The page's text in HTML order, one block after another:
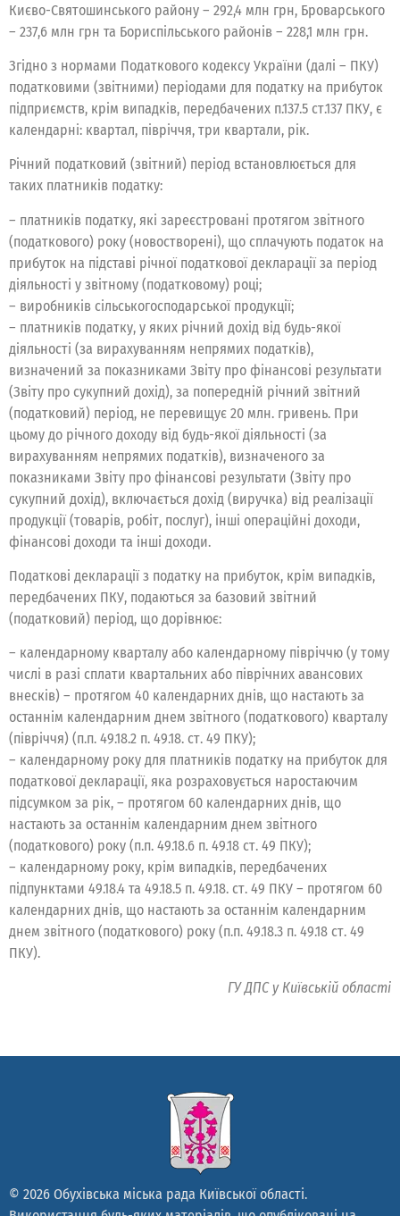
Києво-Святошинського району – 292,4 млн грн, Броварського
– 237,6 млн грн та Бориспільського районів – 228,1 млн грн.
Згідно з нормами Податкового кодексу України (далі – ПКУ)
податковими (звітними) періодами для податку на прибуток
підприємств, крім випадків, передбачених п.137.5 ст.137 ПКУ, є
календарні: квартал, півріччя, три квартали, рік.
Річний податковий (звітний) період встановлюється для
таких платників податку:
– платників податку, які зареєстровані протягом звітного
(податкового) року (новостворені), що сплачують податок на
прибуток на підставі річної податкової декларації за період
діяльності у звітному (податковому) році;
– виробників сільськогосподарської продукції;
– платників податку, у яких річний дохід від будь-якої
діяльності (за вирахуванням непрямих податків),
визначений за показниками Звіту про фінансові результати
(Звіту про сукупний дохід), за попередній річний звітний
(податковий) період, не перевищує 20 млн. гривень. При
цьому до річного доходу від будь-якої діяльності (за
вирахуванням непрямих податків), визначеного за
показниками Звіту про фінансові результати (Звіту про
сукупний дохід), включається дохід (виручка) від реалізації
продукції (товарів, робіт, послуг), інші операційні доходи,
фінансові доходи та інші доходи.
Податкові декларації з податку на прибуток, крім випадків,
передбачених ПКУ, подаються за базовий звітний
(податковий) період, що дорівнює:
– календарному кварталу або календарному півріччю (у тому
числі в разі сплати квартальних або піврічних авансових
внесків) – протягом 40 календарних днів, що настають за
останнім календарним днем звітного (податкового) кварталу
(півріччя) (п.п. 49.18.2 п. 49.18. ст. 49 ПКУ);
– календарному року для платників податку на прибуток для
податкової декларації, яка розраховується наростаючим
підсумком за рік, – протягом 60 календарних днів, що
настають за останнім календарним днем звітного
(податкового) року (п.п. 49.18.6 п. 49.18 ст. 49 ПКУ);
– календарному року, крім випадків, передбачених
підпунктами 49.18.4 та 49.18.5 п. 49.18. ст. 49 ПКУ – протягом 60
календарних днів, що настають за останнім календарним
днем звітного (податкового) року (п.п. 49.18.3 п. 49.18 ст. 49
ПКУ).
ГУ ДПС у Київській області
© 2026 Обухівська міська рада Київської області.